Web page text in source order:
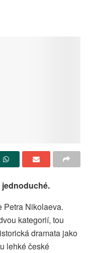
Petra Nikolaeva.
kategorií, tou
dramata jako
lehké české